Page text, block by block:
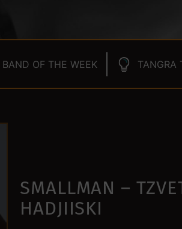
BAND OF THE WEEK TANGRA
SMALLMAN –
HADJIISKI